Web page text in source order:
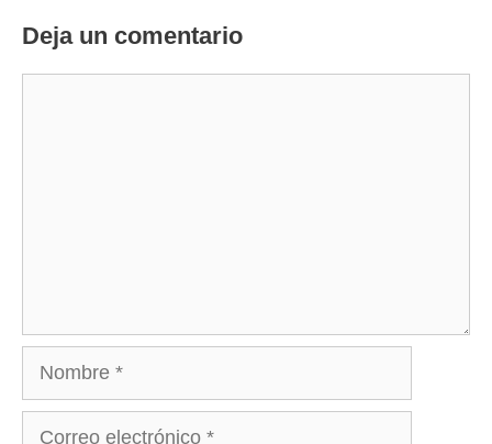
Deja un comentario